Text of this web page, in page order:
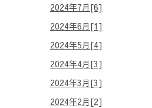
2024年7月[6]
2024年6月[1]
2024年5月[4]
2024年4月[3]
2024年3月[3]
2024年2月[2]